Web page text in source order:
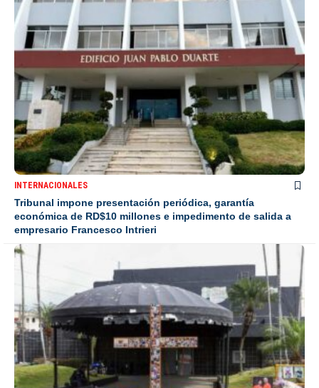
INTERNACIONALES
Tribunal impone presentación periódica, garantía
económica de RD$10 millones e impedimento de salida a
empresario Francesco Intrieri